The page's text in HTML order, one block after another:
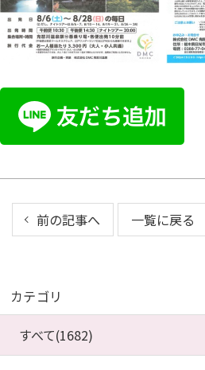
前の記事へ 一覧に戻る
カテゴリ
すべて(1682)